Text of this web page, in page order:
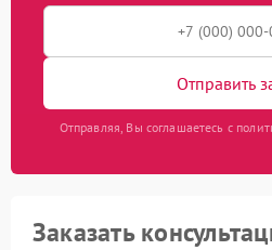
Отправить
Отправляя, Вы соглашаетесь с
Заказать